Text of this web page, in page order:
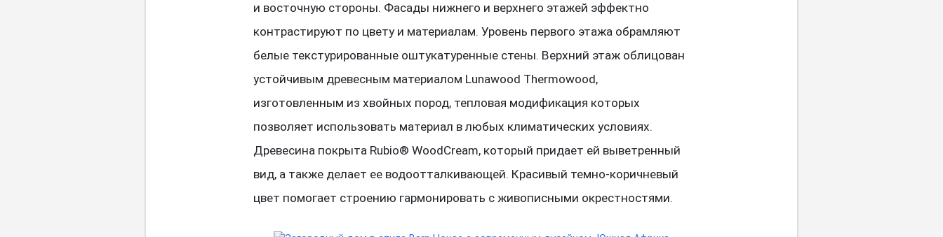
и восточную стороны. Фасады нижнего и верхнего этажей эффектно
контрастируют по цвету и материалам. Уровень первого этажа обрамляют
белые текстурированные оштукатуренные стены. Верхний этаж облицован
устойчивым древесным материалом Lunawood Thermowood,
изготовленным из хвойных пород, тепловая модификация которых
позволяет использовать материал в любых климатических условиях.
Древесина покрыта Rubio® WoodCream, который придает ей выветренный
вид, а также делает ее водоотталкивающей. Красивый темно-коричневый
цвет помогает строению гармонировать с живописными окрестностями.